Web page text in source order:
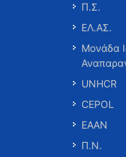
Π.Σ.
ΕΛ.ΑΣ.
Μονάδα
UNHCR
CEPOL
ΕΑΑΝ
Π.Ν.